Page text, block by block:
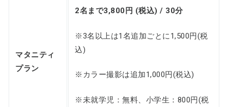
マタニティ
プラン
2名まで3,800円 (税込) / 30分
※3名以上は1名追加ごとに1,500円(税
込)
※カラー撮影は追加1,000円(税込)
※未就学児：無料、小学生：800円(税